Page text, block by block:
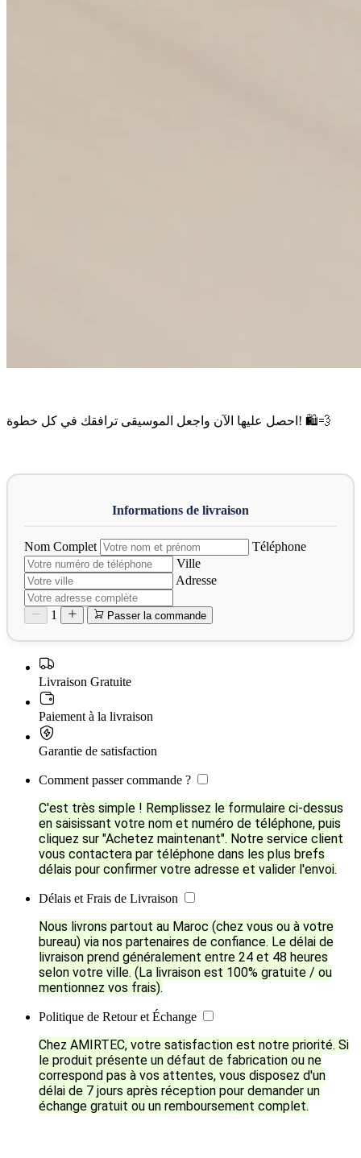
احصل عليها الآن واجعل الموسيقى ترافقك في كل خطوة! 🛍️💨
Nom Complet
Téléphone
Ville
Adresse
1 Passer la commande
Livraison Gratuite
Paiement à la livraison
Garantie de satisfaction
Comment passer commande ?
C'est très simple ! Remplissez le formulaire ci-dessus
en saisissant votre nom et numéro de téléphone, puis
cliquez sur "Achetez maintenant". Notre service client
vous contactera par téléphone dans les plus brefs
délais pour confirmer votre adresse et valider l'envoi.
Délais et Frais de Livraison
Nous livrons partout au Maroc (chez vous ou à votre
bureau) via nos partenaires de confiance. Le délai de
livraison prend généralement entre 24 et 48 heures
selon votre ville. (La livraison est 100% gratuite / ou
mentionnez vos frais).
Politique de Retour et Échange
Chez AMIRTEC, votre satisfaction est notre priorité. Si
le produit présente un défaut de fabrication ou ne
correspond pas à vos attentes, vous disposez d'un
délai de 7 jours après réception pour demander un
échange gratuit ou un remboursement complet.